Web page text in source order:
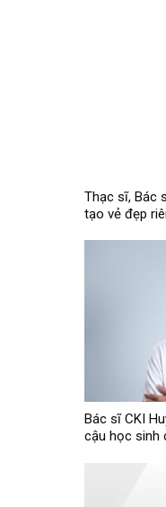
Thạc sĩ, Bác
tạo vẻ đẹp
Bác sĩ CKI
cậu học sinh